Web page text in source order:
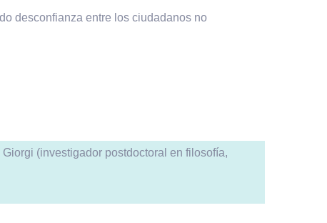
desconfianza entre los ciudadanos no
(investigador postdoctoral en filosofía,